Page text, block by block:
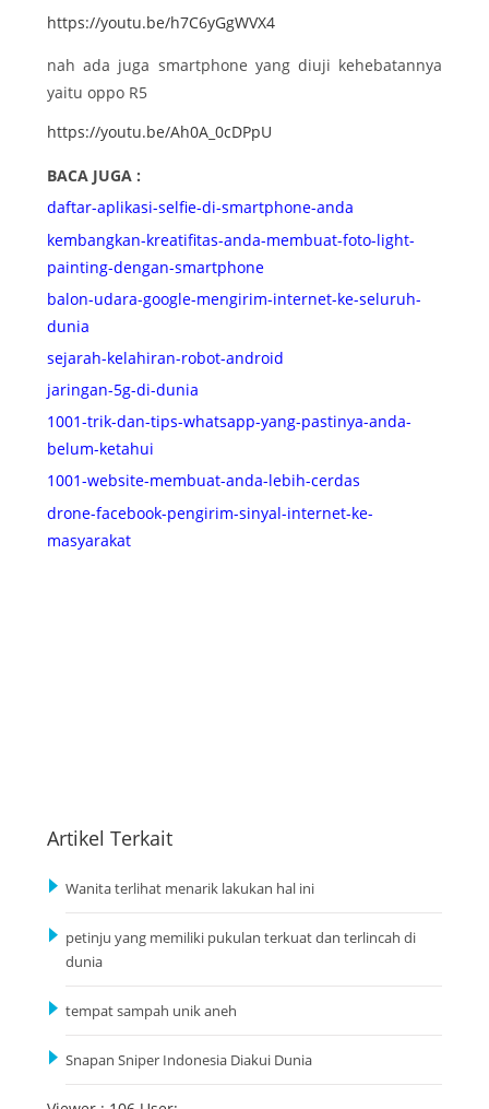
https://youtu.be/h7C6yGgWVX4
nah ada juga smartphone yang diuji kehebatannya
yaitu oppo R5
https://youtu.be/Ah0A_0cDPpU
BACA JUGA :
daftar-aplikasi-selfie-di-smartphone-anda
kembangkan-kreatifitas-anda-membuat-foto-light-
painting-dengan-smartphone
balon-udara-google-mengirim-internet-ke-seluruh-
dunia
sejarah-kelahiran-robot-android
jaringan-5g-di-dunia
1001-trik-dan-tips-whatsapp-yang-pastinya-anda-
belum-ketahui
1001-website-membuat-anda-lebih-cerdas
drone-facebook-pengirim-sinyal-internet-ke-
masyarakat
Artikel Terkait
Wanita terlihat menarik lakukan hal ini
petinju yang memiliki pukulan terkuat dan terlincah di
dunia
tempat sampah unik aneh
Snapan Sniper Indonesia Diakui Dunia